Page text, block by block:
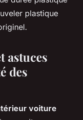
plastique
astuces
des
voiture